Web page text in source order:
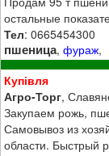
остальные
Тел: 0665454300
пшеница,фураж,
Купівля
Агро-Торг,
Закупаем рожь,
Самовывоз из
области. Быстрый